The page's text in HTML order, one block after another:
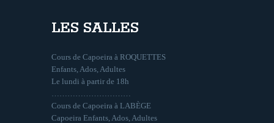
LES SALLES
Cours de Capoeira à ROQUETTES
Enfants, Ados, Adultes
Le lundi à partir de 18h
Cours de Capoeira à LABÈGE
Capoeira Enfants, Ados, Adultes